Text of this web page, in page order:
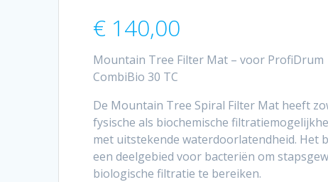
€ 140,00
Mountain Tree Filter Mat – voor ProfiDrum
CombiBio 30 TC
De Mountain Tree Spiral Filter Mat heeft
fysische als biochemische
met uitstekende waterdoorlatendheid. Het
een deelgebied voor bacteriën om
biologische filtratie te bereiken.